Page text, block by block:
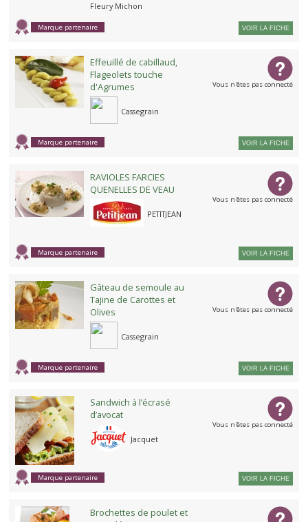
Fleury Michon
Marque partenaire VOIR LA FICHE
Effeuillé de cabillaud,
Flageolets touche
d'Agrumes
Cassegrain
Marque partenaire
Vous n'êtes pas connecté
VOIR LA FICHE
RAVIOLES FARCIES
QUENELLES DE VEAU
PETITJEAN
Marque partenaire
Vous n'êtes pas connecté
VOIR LA FICHE
Gâteau de semoule au
Tajine de Carottes et
Olives
Cassegrain
Marque partenaire
Vous n'êtes pas connecté
VOIR LA FICHE
Sandwich à l’écrasé
d’avocat
Jacquet
Marque partenaire
Vous n'êtes pas connecté
VOIR LA FICHE
Brochettes de poulet et